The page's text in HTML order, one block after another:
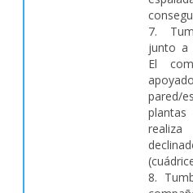
7.
junto a
El
pared/
8.